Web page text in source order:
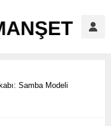
Samba Modeli